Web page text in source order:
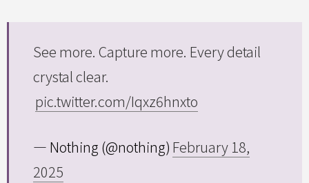
See more. Capture more. Every detail
crystal clear.
pic.twitter.com/Iqxz6hnxto
— Nothing (@nothing) February 18,
2025